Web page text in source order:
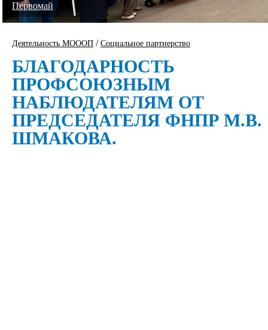
Первомай
Деятельность МОООП / Социальное партнерство
БЛАГОДАРНОСТЬ
ПРОФСОЮЗНЫМ
НАБЛЮДАТЕЛЯМ ОТ
ПРЕДСЕДАТЕЛЯ ФНПР М.В.
ШМАКОВА.